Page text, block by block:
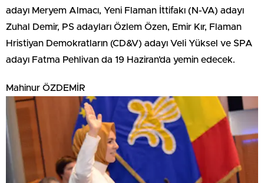
adayı Meryem Almacı, Yeni Flaman İttifakı (N-VA) adayı
Zuhal Demir, PS adayları Özlem Özen, Emir Kır, Flaman
Hristiyan Demokratların (CD&V) adayı Veli Yüksel ve SPA
adayı Fatma Pehlivan da 19 Haziran’da yemin edecek.
Mahinur ÖZDEMİR